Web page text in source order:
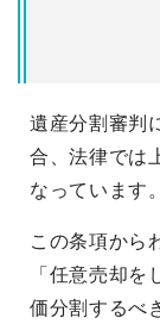
遺産分割審判
合、法律では
なっています。
この条項から
「任意売却
価分割するべ